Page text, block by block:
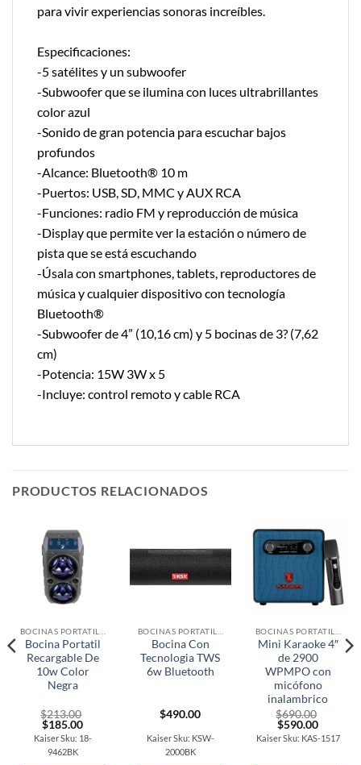
para vivir experiencias sonoras increíbles.
Especificaciones:
-5 satélites y un subwoofer
-Subwoofer que se ilumina con luces ultrabrillantes
color azul
-Sonido de gran potencia para escuchar bajos
profundos
-Alcance: Bluetooth® 10 m
-Puertos: USB, SD, MMC y AUX RCA
-Funciones: radio FM y reproducción de música
-Display que permite ver la estación o número de
pista que se está escuchando
-Úsala con smartphones, tablets, reproductores de
música y cualquier dispositivo con tecnología
Bluetooth®
-Subwoofer de 4” (10,16 cm) y 5 bocinas de 3? (7,62
cm)
-Potencia: 15W 3W x 5
-Incluye: control remoto y cable RCA
PRODUCTOS RELACIONADOS
Bocina Portatil
Recargable De
10w Color
Negra
$213.00
Original
price
was:
$213.00.
$185.00Current
price
is:
Kaiser Sku: 18-
9462BK
Bocina Con
Tecnologia TWS
6w Bluetooth
$490.00
Kaiser Sku: KSW-
2000BK
Mini Karaoke 4″
de 2900
WPMPO con
micófono
inalambrico
$690.00
Original
price
was:
$590.00Current
price
is:
Kaiser Sku: KAS-1517